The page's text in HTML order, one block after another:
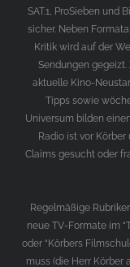
SAT.1, ProSieben und
sicher. Neben
Kritik wird auf der
Sendungen
aktuelle Kino-
Tipps sowie
Universum bilden
Radio ist vor
Claims gesucht oder
Regelmäßige
neue TV-Formate im
oder “Körbers
muss (die Herr Körber